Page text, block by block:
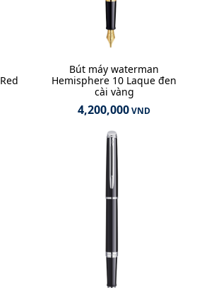
Bút máy waterman
Hemisphere 10 Laque đen
cài vàng
4,200,000VND